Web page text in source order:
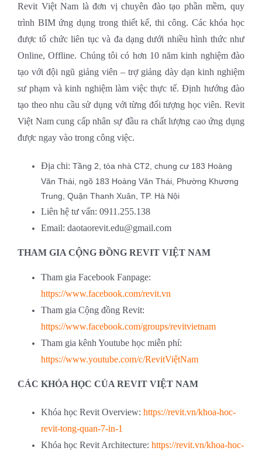
Revit Việt Nam là đơn vị chuyên đào tạo phần mềm, quy
trình BIM ứng dụng trong thiết kế, thi công. Các khóa học
được tổ chức liên tục và đa dạng dưới nhiều hình thức như
Online, Offline. Chúng tôi có hơn 10 năm kinh nghiệm đào
tạo với đội ngũ giảng viên – trợ giảng dày dạn kinh nghiệm
sư phạm và kinh nghiệm làm việc thực tế. Định hướng đào
tạo theo nhu cầu sử dụng với từng đối tượng học viên. Revit
Việt Nam cung cấp nhân sự đầu ra chất lượng cao ứng dụng
được ngay vào trong công việc.
Địa chi: Tầng 2, tòa nhà CT2, chung cư 183 Hoàng
Văn Thái, ngõ 183 Hoàng Văn Thái, Phường Khương
Trung, Quận Thanh Xuân, TP. Hà Nội
Liên hệ tư vấn: 0911.255.138
Email: daotaorevit.edu@gmail.com
THAM GIA CỘNG ĐỒNG REVIT VIỆT NAM
Tham gia Facebook Fanpage:
https://www.facebook.com/revit.vn
Tham gia Cộng đồng Revit:
https://www.facebook.com/groups/revitvietnam
Tham gia kênh Youtube học miễn phí:
https://www.youtube.com/c/RevitViệtNam
CÁC KHÓA HỌC CỦA REVIT VIỆT NAM
Khóa học Revit Overview: https://revit.vn/khoa-hoc-
revit-tong-quan-7-in-1
Khóa học Revit Architecture: https://revit.vn/khoa-hoc-